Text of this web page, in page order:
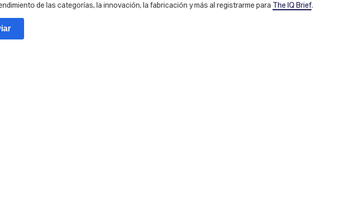
de las categorías, la innovación, la fabricación y más al registrarme para The IQ Brief.